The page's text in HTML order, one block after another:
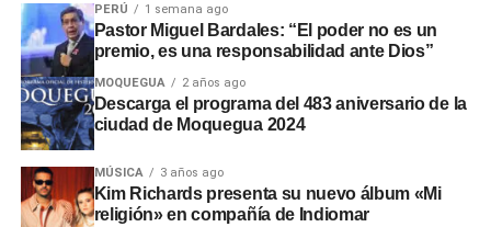
PERÚ 1 semana ago
Pastor Miguel Bardales: “El poder no es un
premio, es una responsabilidad ante Dios”
MOQUEGUA 2 años ago
Descarga el programa del 483 aniversario de la
ciudad de Moquegua 2024
MÚSICA 3 años ago
Kim Richards presenta su nuevo álbum «Mi
religión» en compañía de Indiomar